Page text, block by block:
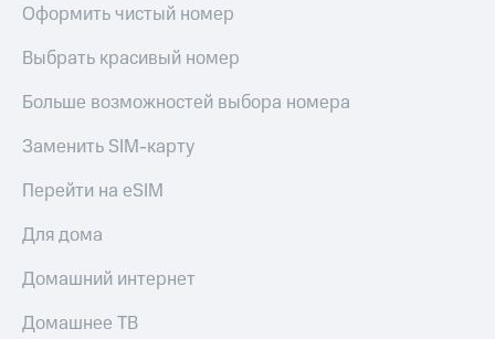
Оформить чистый номер
Выбрать красивый номер
Больше возможностей выбора номера
Заменить SIM-карту
Перейти на eSIM
Для дома
Домашний интернет
Домашнее ТВ